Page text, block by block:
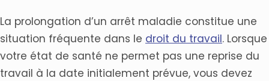
La prolongation d’un arrêt maladie constitue une
situation fréquente dans le droit du travail. Lorsque
votre état de santé ne permet pas une reprise du
travail à la date initialement prévue, vous devez